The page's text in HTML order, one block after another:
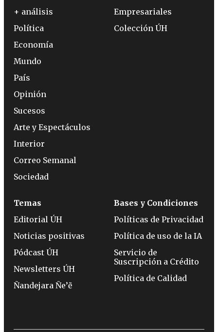
+ análisis
Política
Economía
Mundo
País
Opinión
Sucesos
Arte y Espectáculos
Interior
Correo Semanal
Sociedad
Empresariales
Colección ÚH
Temas
Editorial ÚH
Noticias positivas
Pódcast ÚH
Newsletters ÚH
Ñandejara Ñe’ẽ
Bases y Condiciones
Políticas de Privacidad
Política de uso de la IA
Servicio de
Suscripción a Crédito
Política de Calidad